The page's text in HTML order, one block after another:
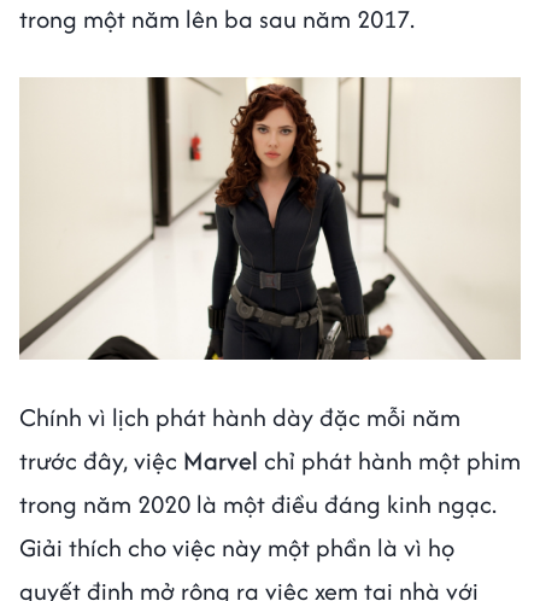
trong một năm lên ba sau năm 2017.
Chính vì lịch phát hành dày đặc mỗi năm
trước đây, việc Marvel chỉ phát hành một phim
trong năm 2020 là một điều đáng kinh ngạc.
Giải thích cho việc này một phần là vì họ
quyết định mở rộng ra việc xem tại nhà với